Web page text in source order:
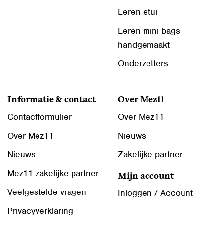
Leren etui
Leren mini bags
handgemaakt
Onderzetters
Informatie & contact
Contactformulier
Over Mez11
Nieuws
Mez11 zakelijke partner
Veelgestelde vragen
Privacyverklaring
Over Mez11
Over Mez11
Nieuws
Zakelijke partner
Mijn account
Inloggen / Account